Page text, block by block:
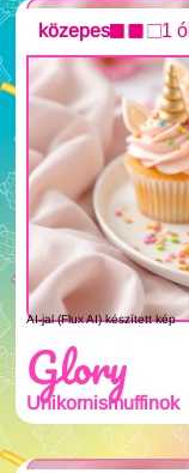
közepes 1
AI-jal (Flux AI) készített kép
Glory
Unikornismuffinok